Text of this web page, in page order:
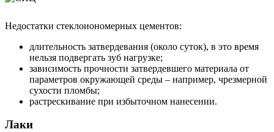
Недостатки стеклоиономерных цементов:
длительность затвердевания (около суток), в это время
нельзя подвергать зуб нагрузке;
зависимость прочности затвердевшего материала от
параметров окружающей среды – например, чрезмерной
сухости пломбы;
растрескивание при избыточном нанесении.
Лаки